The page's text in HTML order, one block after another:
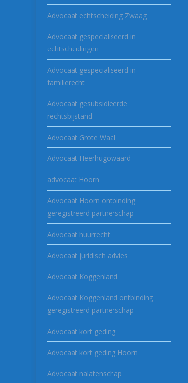
Advocaat echtscheiding Zwaag
Advocaat gespecialiseerd in
echtscheidingen
Advocaat gespecialiseerd in
familierecht
Advocaat gesubsidieerde
rechtsbijstand
Advocaat Grote Waal
Advocaat Heerhugowaard
advocaat Hoorn
Advocaat Hoorn ontbinding
geregistreerd partnerschap
Advocaat huurrecht
Advocaat juridisch advies
Advocaat Koggenland
Advocaat Koggenland ontbinding
geregistreerd partnerschap
Advocaat kort geding
Advocaat kort geding Hoorn
Advocaat nalatenschap